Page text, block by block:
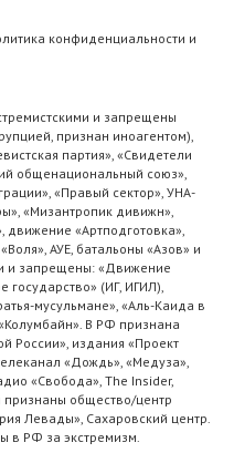
конфиденциальности и
и запрещены
признан иноагентом),
партия», «Свидетели
общенациональный союз»,
«Правый сектор», УНА-
«Мизантропик дивижн»,
«Артподготовка»,
АУЕ, батальоны «Азов» и
и запрещены: «Движение
государство» (ИГ, ИГИЛ),
мусульмане», «Аль-Каида в
В РФ признана
России», издания «Проект
«Дождь», «Медуза»,
«Свобода», The Insider,
общество/центр
Левады», Сахаровский центр.
в РФ за экстремизм.